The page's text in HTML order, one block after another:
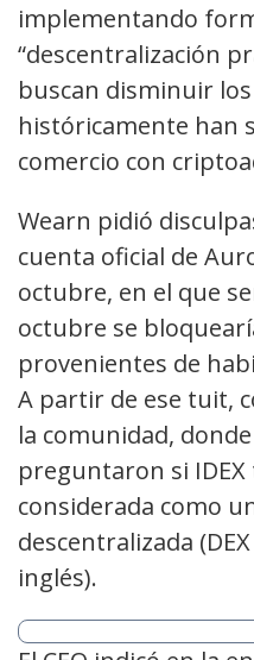
implementando
“descentralización
buscan disminuir
históricamente han
comercio con
Wearn pidió
cuenta oficial de
octubre, en el que
octubre se
provenientes de
A partir de ese tuit,
la comunidad,
preguntaron si
considerada como
descentralizada
inglés).